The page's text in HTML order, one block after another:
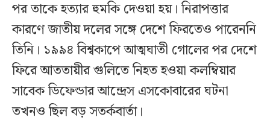
পর তাকে হত্যার হুমকি দেওয়া হয়। নিরাপত্তার
কারণে জাতীয় দলের সঙ্গে দেশে ফিরতেও পারেননি
তিনি। ১৯৯৪ বিশ্বকাপে আত্মঘাতী গোলের পর দেশে
ফিরে আততায়ীর গুলিতে নিহত হওয়া কলম্বিয়ার
সাবেক ডিফেন্ডার আন্দ্রেস এসকোবারের ঘটনা
তখনও ছিল বড় সতর্কবার্তা।